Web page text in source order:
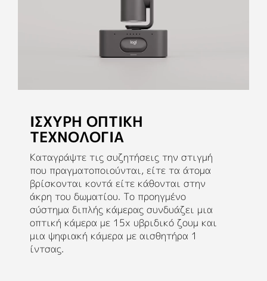
ΙΣΧΥΡΉ ΟΠΤΙΚΉ
ΤΕΧΝΟΛΟΓΊΑ
Καταγράψτε τις συζητήσεις την στιγμή
που πραγματοποιούνται, είτε τα άτομα
βρίσκονται κοντά είτε κάθονται στην
άκρη του δωματίου. Το προηγμένο
σύστημα διπλής κάμερας συνδυάζει μια
οπτική κάμερα με 15x υβριδικό ζουμ και
μια ψηφιακή κάμερα με αισθητήρα 1
ίντσας.